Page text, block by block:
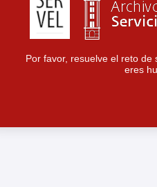
Por favor, resuelve el reto
eres